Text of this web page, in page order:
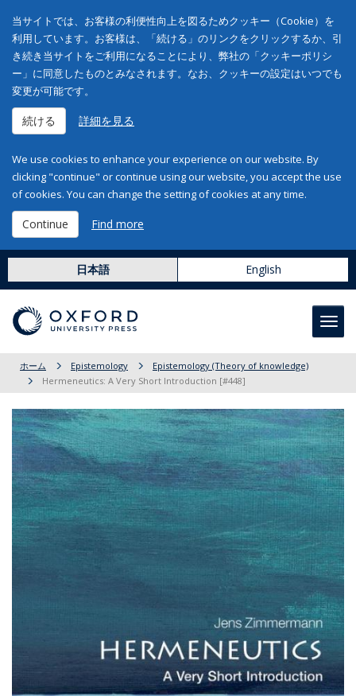
当サイトでは、お客様の利便性向上を図るためクッキー（Cookie）を
利用しています。お客様は、「続ける」のリンクをクリックするか、引
き続き当サイトをご利用になることにより、弊社の「クッキーポリシ
ー」に同意したものとみなされます。なお、クッキーの設定はいつでも
変更が可能です。
続ける 詳細を見る
We use cookies to enhance your experience on our website. By
clicking "continue" or continue using our website, you accept the use
of cookies. You can change the setting of cookies at any time.
Continue Find more
日本語 English
ホーム Epistemology
Epistemology (Theory of knowledge)
Hermeneutics: A Very Short Introduction [#448]